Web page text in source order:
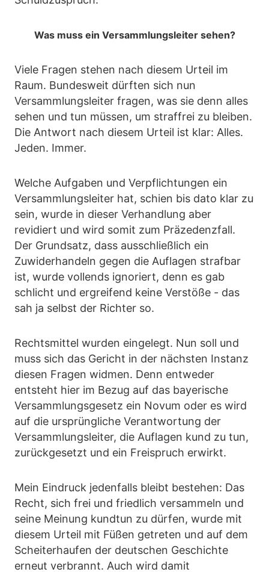
Was muss ein Versammlungsleiter sehen?
Viele Fragen stehen nach diesem Urteil im
Raum. Bundesweit dürften sich nun
Versammlungsleiter fragen, was sie denn alles
sehen und tun müssen, um straffrei zu bleiben.
Die Antwort nach diesem Urteil ist klar: Alles.
Jeden. Immer.
Welche Aufgaben und Verpflichtungen ein
Versammlungsleiter hat, schien bis dato klar zu
sein, wurde in dieser Verhandlung aber
revidiert und wird somit zum Präzedenzfall.
Der Grundsatz, dass ausschließlich ein
Zuwiderhandeln gegen die Auflagen strafbar
ist, wurde vollends ignoriert, denn es gab
schlicht und ergreifend keine Verstöße - das
sah ja selbst der Richter so.
Rechtsmittel wurden eingelegt. Nun soll und
muss sich das Gericht in der nächsten Instanz
diesen Fragen widmen. Denn entweder
entsteht hier im Bezug auf das bayerische
Versammlungsgesetz ein Novum oder es wird
auf die ursprüngliche Verantwortung der
Versammlungsleiter, die Auflagen kund zu tun,
zurückgesetzt und ein Freispruch erwirkt.
Mein Eindruck jedenfalls bleibt bestehen: Das
Recht, sich frei und friedlich versammeln und
seine Meinung kundtun zu dürfen, wurde mit
diesem Urteil mit Füßen getreten und auf dem
Scheiterhaufen der deutschen Geschichte
erneut verbrannt. Auch wird damit